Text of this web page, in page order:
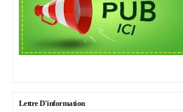
Lettre D'information